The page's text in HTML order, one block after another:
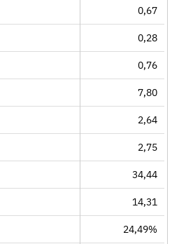
0,67
0,28
0,76
7,80
2,64
2,75
34,44
14,31
24,49%